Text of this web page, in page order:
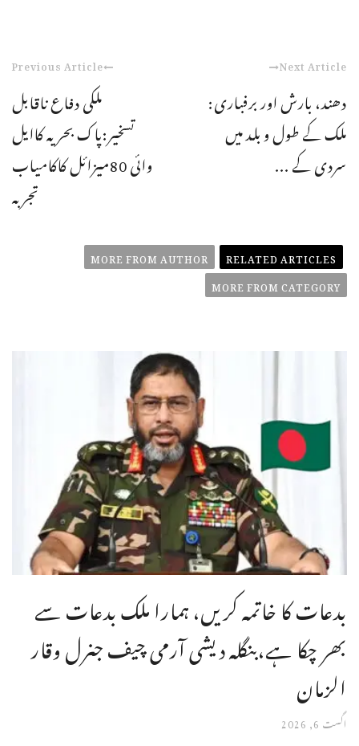
Previous Article
ملکی دفاع ناقابل
تسخیر:پاک بحریہ کاایل
وائی 80میزائل کاکامیاب
تجربہ
Next Article
دھند، بارش اور برفباری:
ملک کے طول و بلد میں
سردی کے ...
RELATED ARTICLES
MORE FROM AUTHOR
MORE FROM CATEGORY
بدعات کا خاتمہ کریں، ہمارا ملک بدعات سے
بھر چکا ہے،بنگله دیشی آرمی چیف جنرل وقار
الزمان
اگست 6, 2026